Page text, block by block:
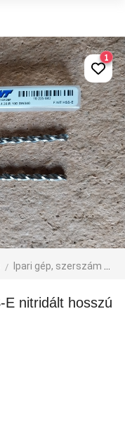
Ipari gép, szerszám
1